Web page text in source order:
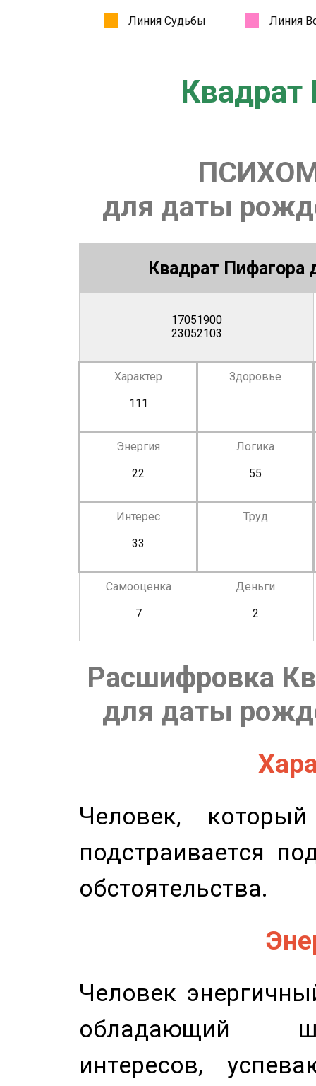
Квадрат
для даты
Квадрат Пифагора
17051900
23052103
Характер
111
Здоровье
Энергия
22
Логика
55
Интерес
33
Труд
Самооценка
7
Деньги
2
Расшифровка
для даты
Человек,
подстраивается
обстоятельства.
Человек
обладающий
интересов,